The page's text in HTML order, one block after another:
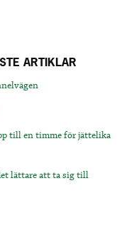
ARTIKLAR
till en timme för jättelika
lättare att ta sig till